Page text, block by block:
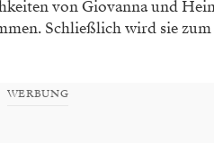
von Giovanna und
Schließlich wird sie
WERBUNG